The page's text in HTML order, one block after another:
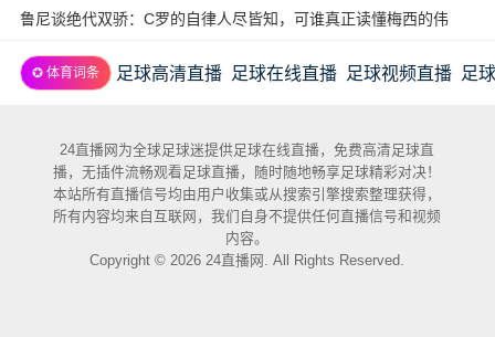
鲁尼谈绝代双骄：C罗的自律人尽皆知，可谁真正读懂梅西的伟
✪ 体育词条 足球高清直播 足球在线直播 足球视频直播 足
24直播网为全球足球迷提供足球在线直播，免费高清足球直
播，无插件流畅观看足球直播，随时随地畅享足球精彩对决！
本站所有直播信号均由用户收集或从搜索引擎搜索整理获得，
所有内容均来自互联网，我们自身不提供任何直播信号和视频
内容。
Copyright © 2026 24直播网. All Rights Reserved.